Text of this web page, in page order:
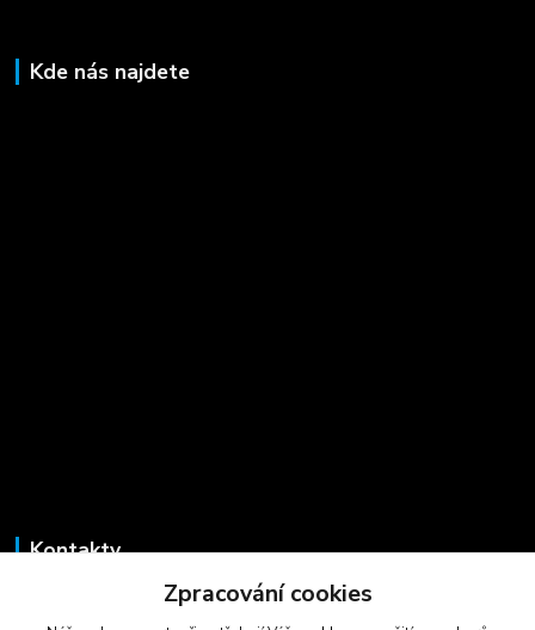
Kde nás najdete
Kontakty
+420 723 725 881
Zpracování cookies